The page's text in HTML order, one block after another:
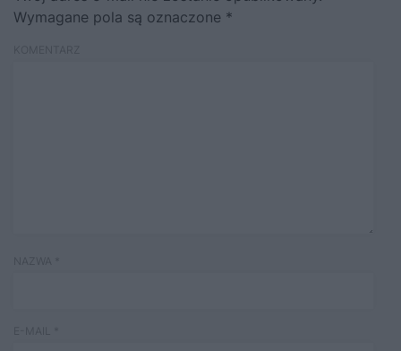
Wymagane pola są oznaczone *